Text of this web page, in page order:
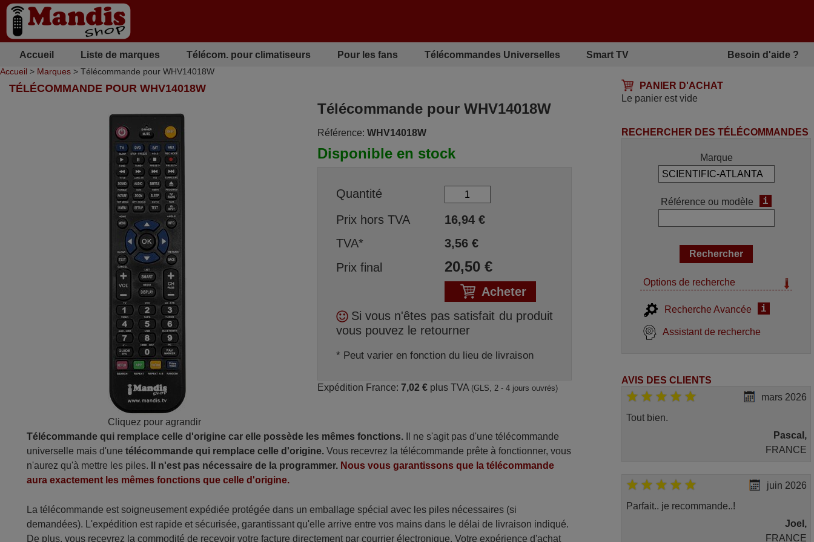
Accueil Liste de marques Télécom. pour climatiseurs Pour les fans Télécommandes Universelles Smart TV Besoin d'aide ?
Accueil > Marques > Télécommande pour WHV14018W
PANIER D'ACHAT
Le panier est vide
TÉLÉCOMMANDE POUR WHV14018W
Cliquez pour agrandir
Télécommande pour WHV14018W
Référence: WHV14018W
Disponible en stock
Quantité
Prix hors TVA
16,94€
TVA*
3,56€
Prix final
20,50€
Acheter
Si vous n'êtes pas satisfait du produit
vous pouvez le retourner
* Peut varier en fonction du lieu de livraison
Expédition France: 7,02 €plus TVA (GLS, 2 - 4 jours ouvrés)
Télécommande qui remplace celle d'origine car elle possède les mêmes fonctions. Il ne s'agit pas d'une télécommande
universelle mais d'unetélécommande qui remplace celle d'origine. Vous recevrez la télécommande prête à fonctionner, vous
n'aurez qu'à mettre les piles.
Il n'est pas nécessaire de la programmer. Nous vous garantissons que la télécommande
aura exactement les mêmes fonctions que celle d'origine.
La télécommande est soigneusement expédiée protégée dans un emballage spécial avec les piles nécessaires (si
demandées). L'expédition est rapide et sécurisée, garantissant qu'elle arrive entre vos mains dans le délai de livraison indiqué.
De plus, vous recevrez la commodité de recevoir votre facture directement par courrier électronique. Votre expérience d'achat
RECHERCHER DES TÉLÉCOMMANDES
Marque
Référence ou modèle i
Options de recherche
Recherche Avancée i
Assistant de recherche
AVIS DES CLIENTS
mars 2026
Tout bien.
Pascal,
FRANCE
juin 2026
Parfait.. je recommande..!
Joel,
FRANCE